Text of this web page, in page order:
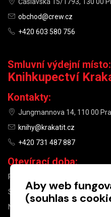
Čáslavská 15/1793, 130 00
obchod@crew.cz
+420 603 580 756
Smluvní výdejní místo:
Knihkupectví
Kontakty:
Jungmannova 14, 110 00
knihy@krakatit.cz
+420 731 487 887
Otevírací doba:
PO–PÁ
SO
10:00–13:00
NE
Aby web
(souhlas s